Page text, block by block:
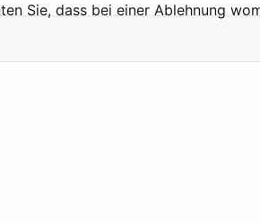
Sie, dass bei einer Ablehnung